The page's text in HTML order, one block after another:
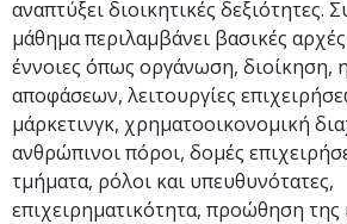
αναπτύξει διοικητικές δεξιότητες.
μάθημα περιλαμβάνει βασικές
έννοιες όπως οργάνωση, διοίκηση,
αποφάσεων, λειτουργίες
μάρκετινγκ, χρηματοοικονομική
ανθρώπινοι πόροι, δομές
τμήματα, ρόλοι και υπευθυνότατες,
επιχειρηματικότητα, προώθηση της